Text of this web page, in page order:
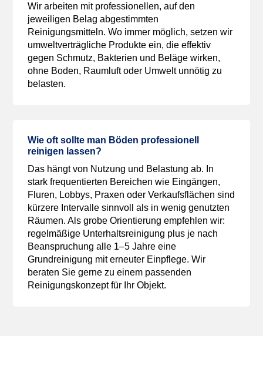
Wir arbeiten mit professionellen, auf den
jeweiligen Belag abgestimmten
Reinigungsmitteln. Wo immer möglich, setzen wir
umweltverträgliche Produkte ein, die effektiv
gegen Schmutz, Bakterien und Beläge wirken,
ohne Boden, Raumluft oder Umwelt unnötig zu
belasten.
Wie oft sollte man Böden professionell
reinigen lassen?
Das hängt von Nutzung und Belastung ab. In
stark frequentierten Bereichen wie Eingängen,
Fluren, Lobbys, Praxen oder Verkaufsflächen sind
kürzere Intervalle sinnvoll als in wenig genutzten
Räumen. Als grobe Orientierung empfehlen wir:
regelmäßige Unterhaltsreinigung plus je nach
Beanspruchung alle 1–5 Jahre eine
Grundreinigung mit erneuter Einpflege. Wir
beraten Sie gerne zu einem passenden
Reinigungskonzept für Ihr Objekt.